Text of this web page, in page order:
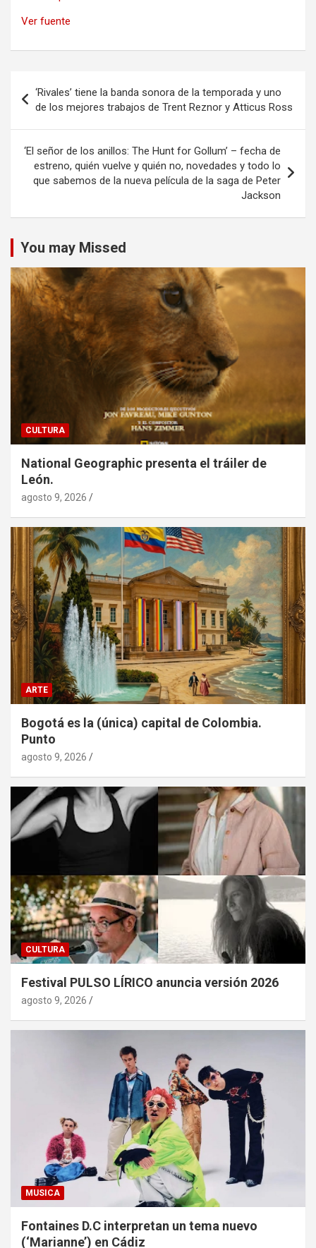
Ver fuente
de
entradas
‘Rivales’ tiene la banda sonora de la temporada y uno
de los mejores trabajos de Trent Reznor y Atticus Ross
‘El señor de los anillos: The Hunt for Gollum’ – fecha de
estreno, quién vuelve y quién no, novedades y todo lo
que sabemos de la nueva película de la saga de Peter
Jackson
You may Missed
CULTURA
National Geographic presenta el tráiler de
León.
agosto 9, 2026
ARTE
Bogotá es la (única) capital de Colombia.
Punto
agosto 9, 2026
CULTURA
Festival PULSO LÍRICO anuncia versión 2026
agosto 9, 2026
MUSICA
Fontaines D.C interpretan un tema nuevo
(‘Marianne’) en Cádiz